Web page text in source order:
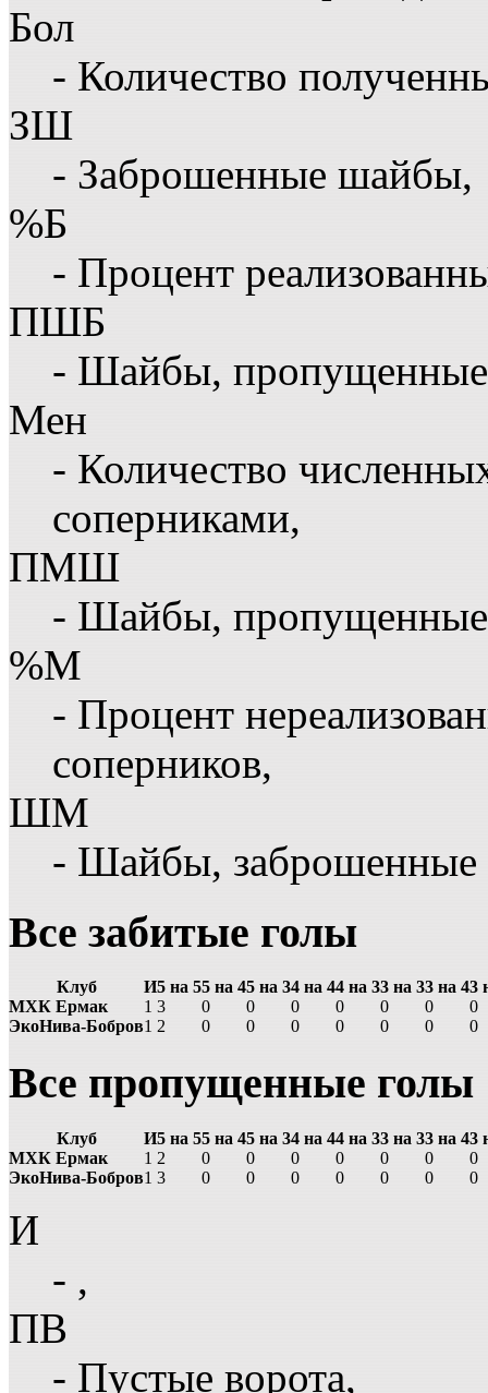
Бол
- Количество
ЗШ
- Заброшенные шайбы,
%Б
- Процент
ПШБ
- Шайбы, пропущенные
Мен
- Количество
соперниками,
ПМШ
- Шайбы, пропущенные
%М
- Процент
соперников,
ШМ
- Шайбы, заброшенные
Все забитые голы
Клуб И5 на 55 на 45 на 34 на 44 на 33 на 33 на 43
МХК Ермак
1 3 0 0 0 0 0 0
0
ЭкоНива-Бобров1 2 0 0 0 0 0 0 0
Все пропущенные голы
Клуб И5 на 55 на 45 на 34 на 44 на 33 на 33 на 43
МХК Ермак
1 2 0 0 0 0 0 0
0
ЭкоНива-Бобров1 3 0 0 0 0 0 0 0
И
- ,
ПВ
- Пустые ворота,